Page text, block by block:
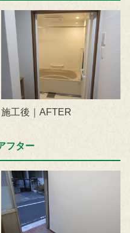
施工後｜AFTER
フター